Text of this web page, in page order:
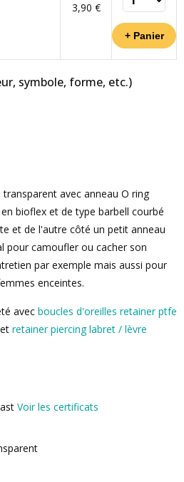
3,90 €
symbole, forme, etc.)
avec anneau O ring
bioflex et de type barbell courbé
et de l'autre côté un petit anneau
pour camoufler ou cacher son
par exemple mais aussi pour
enceintes.
avec boucles d'oreilles retainer ptfe
et retainer piercing labret / lèvre
Voir les certificats